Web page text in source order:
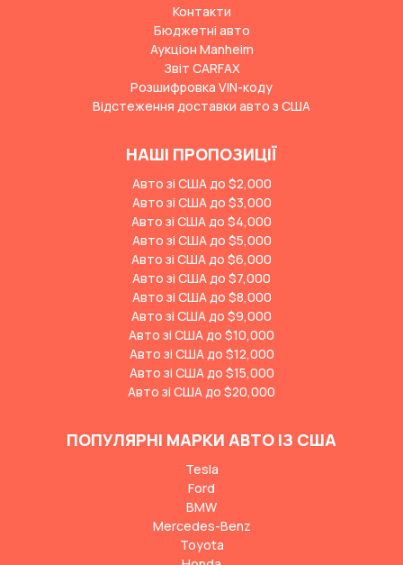
Контакти
Бюджетні авто
Аукціон Manheim
Звіт CARFAX
Розшифровка VIN-коду
Відстеження доставки авто з США
НАШІ ПРОПОЗИЦІЇ
Авто зі США до $2,000
Авто зі США до $3,000
Авто зі США до $4,000
Авто зі США до $5,000
Авто зі США до $6,000
Авто зі США до $7,000
Авто зі США до $8,000
Авто зі США до $9,000
Авто зі США до $10,000
Авто зі США до $12,000
Авто зі США до $15,000
Авто зі США до $20,000
ПОПУЛЯРНІ МАРКИ АВТО ІЗ США
Tesla
Ford
BMW
Mercedes-Benz
Toyota